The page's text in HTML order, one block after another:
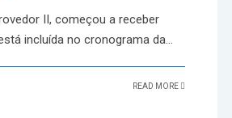
II, começou a receber
incluída no cronograma da...
READ MORE